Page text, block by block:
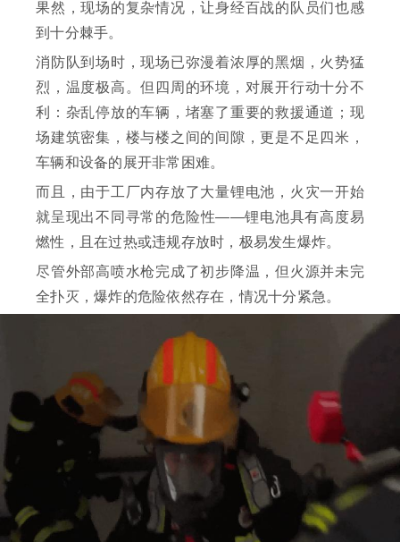
果然，现场的复杂情况，让身经百战的队员们也感
到十分棘手。
消防队到场时，现场已弥漫着浓厚的黑烟，火势猛
烈，温度极高。但四周的环境，对展开行动十分不
利：杂乱停放的车辆，堵塞了重要的救援通道；现
场建筑密集，楼与楼之间的间隙，更是不足四米，
车辆和设备的展开非常困难。
而且，由于工厂内存放了大量锂电池，火灾一开始
就呈现出不同寻常的危险性——锂电池具有高度易
燃性，且在过热或违规存放时，极易发生爆炸。
尽管外部高喷水枪完成了初步降温，但火源并未完
全扑灭，爆炸的危险依然存在，情况十分紧急。